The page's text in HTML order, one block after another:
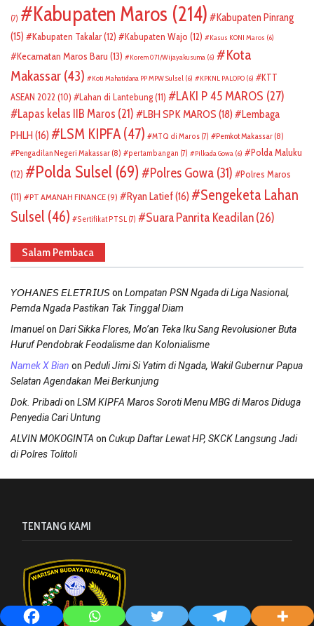
(7) Kabupaten Maros (214)
Kabupaten Pinrang
(15)
Kabupaten Takalar(12) Kabupaten Wajo (12) Kasus KONI Maros (6)
Kecamatan Maros Baru (13) Korem 071/Wijayakusuma (6)
Kota
Makassar (43) Koti Mahatidana PP MPW Sulsel (6) KPKNL PALOPO (6)
KTT
ASEAN 2022 (10) Lahan di Lantebung(11) LAKI P 45 MAROS (27)
Lapas kelas IIB Maros (21) LBH SPK MAROS (18)
Lembaga
PHLH (16) LSM KIPFA (47) MTQ di Maros (7) Pemkot Makassar (8)
Pengadilan Negeri Makassar (8) pertambangan (7) Pilkada Gowa (6)
Polda Maluku
(12)
Polda Sulsel (69) Polres Gowa (31)
Polres Maros
(11)
PT AMANAH FINANCE(9) Ryan Latief(16)
Sengeketa Lahan
Sulsel (46) Sertifikat PTSL (7) Suara Panrita Keadilan(26)
Salam Pembaca
𝘠𝘖𝘏𝘈𝘕𝘌𝘚 𝘌𝘓𝘌𝘛𝘙𝘐𝘜𝘚on Lompatan PSN Ngada di Liga Nasional,
Pemda Ngada Pastikan Tak Tinggal Diam
Imanuelon Dari Sikka Flores, Mo’an Teka Iku Sang Revolusioner Buta
Huruf Pendobrak Feodalisme dan Kolonialisme
Namek X Bian on Peduli Jimi Si Yatim di Ngada, Wakil Gubernur Papua
Selatan Agendakan Mei Berkunjung
Dok. Pribadion LSM KIPFA Maros Soroti Menu MBG di Maros Diduga
Penyedia Cari Untung
ALVIN MOKOGINTA on Cukup Daftar Lewat HP, SKCK Langsung Jadi
di Polres Tolitoli
TENTANG KAMI